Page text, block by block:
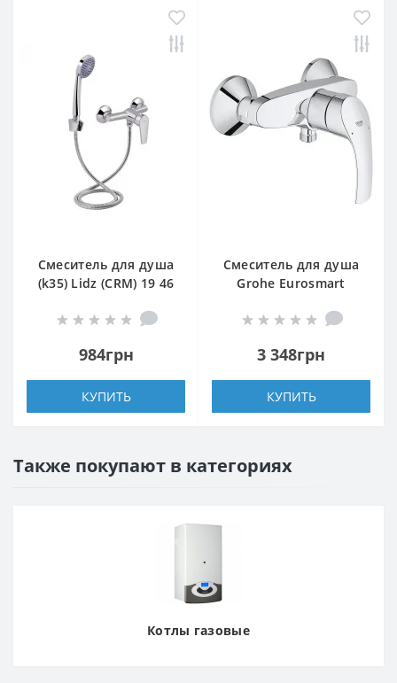
Смеситель для душа
(k35) Lidz (CRM) 19 46
984грн
КУПИТЬ
Смеситель для душа
Grohe Eurosmart
3 348грн
КУПИТЬ
Также покупают в категориях
Котлы газовые